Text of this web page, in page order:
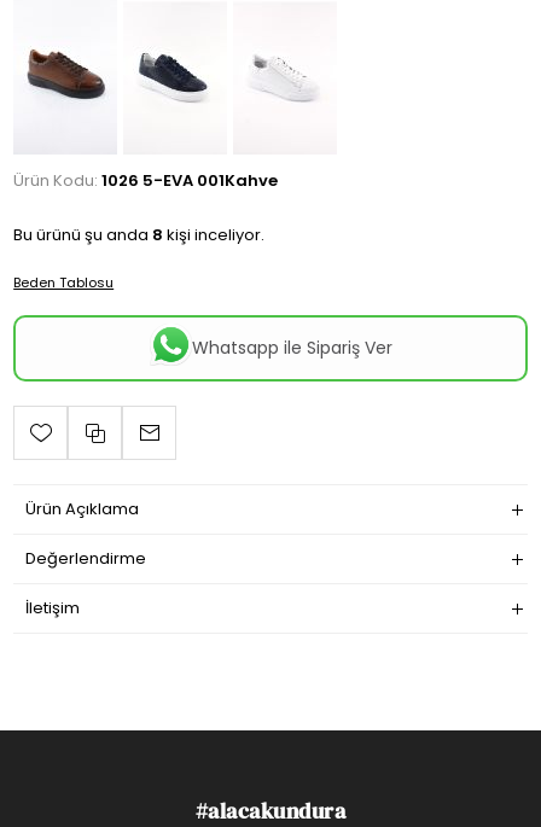
Ürün Kodu: 1026 5-EVA 001Kahve
Bu ürünü şu anda 8 kişi inceliyor.
Beden Tablosu
Whatsapp ile Sipariş Ver
Ürün Açıklama
Değerlendirme
İletişim
#alacakundura